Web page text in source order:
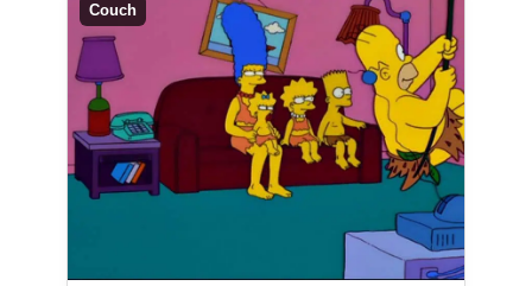
Couch